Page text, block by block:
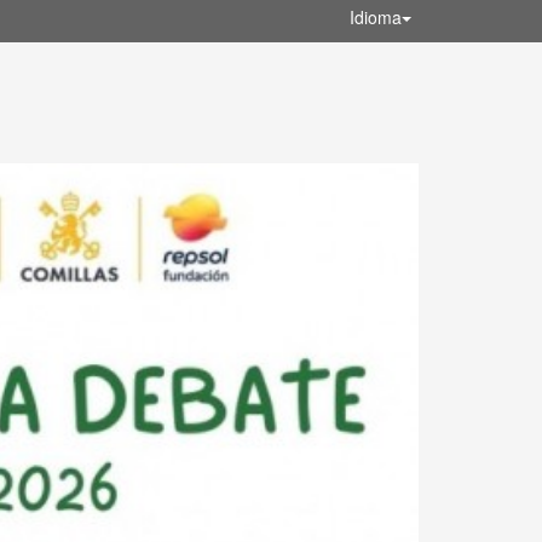
Idioma